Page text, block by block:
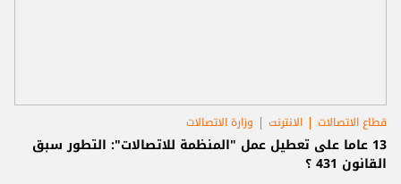
قطاع الاتصالات الانترنت وزارة الاتصالات
13 عاما على تعطيل عمل "المنظمة للاتصالات": التطور سبق
القانون 431 ؟